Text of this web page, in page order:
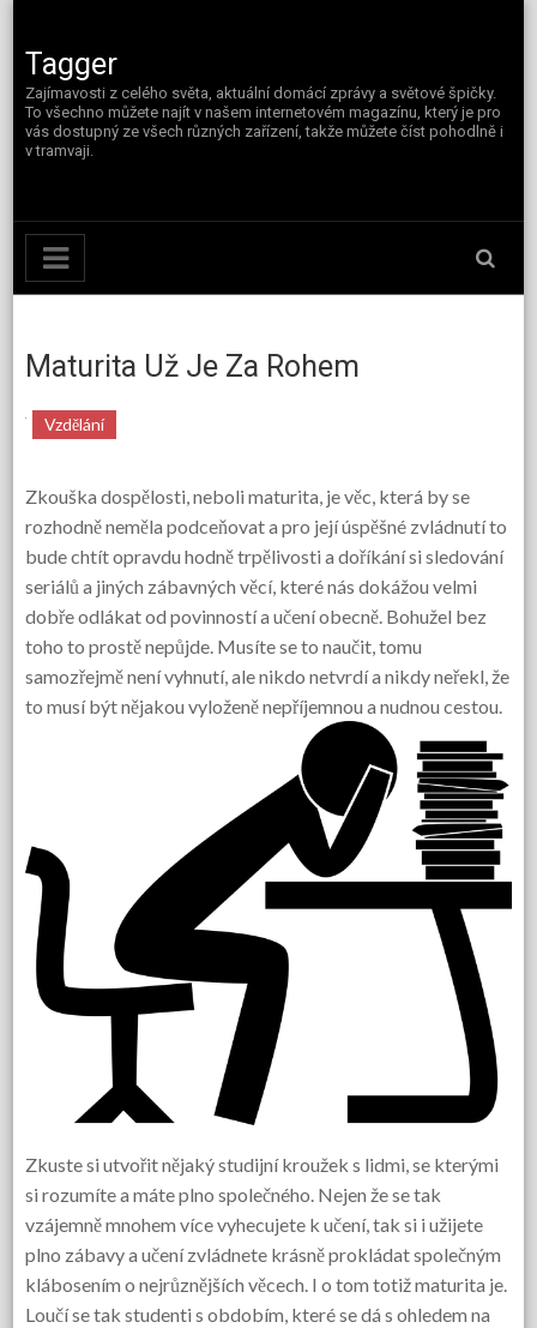
content
Tagger
Zajímavosti z celého světa, aktuální domácí zprávy a světové špičky.
To všechno můžete najít v našem internetovém magazínu, který je pro
vás dostupný ze všech různých zařízení, takže můžete číst pohodlně i
v tramvaji.
Maturita Už Je Za Rohem
Vzdělání
Zkouška dospělosti, neboli maturita, je věc, která by se
rozhodně neměla podceňovat a pro její úspěšné zvládnutí to
bude chtít opravdu hodně trpělivosti a doříkání si sledování
seriálů a jiných zábavných věcí, které nás dokážou velmi
dobře odlákat od povinností a učení obecně. Bohužel bez
toho to prostě nepůjde. Musíte se to naučit, tomu
samozřejmě není vyhnutí, ale nikdo netvrdí a nikdy neřekl, že
to musí být nějakou vyloženě nepříjemnou a nudnou cestou.
Zkuste si utvořit nějaký studijní kroužek s lidmi, se kterými
si rozumíte a máte plno společného. Nejen že se tak
vzájemně mnohem více vyhecujete kučení, tak si i užijete
plno zábavy a učení zvládnete krásně prokládat společným
klábosením o nejrůznějších věcech. I o tom totiž maturita je.
Loučí se tak studenti s obdobím, které se dá s ohledem na